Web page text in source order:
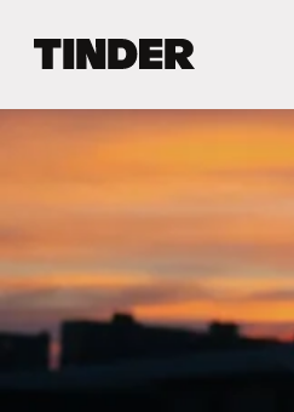
ف
ئ
ي
س